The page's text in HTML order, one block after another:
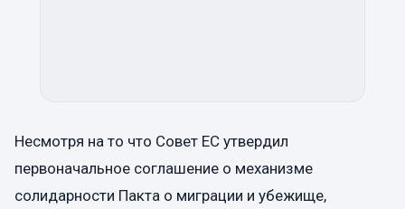
Несмотря на то что Совет ЕС утвердил
первоначальное соглашение о механизме
солидарности Пакта о миграции и убежище,